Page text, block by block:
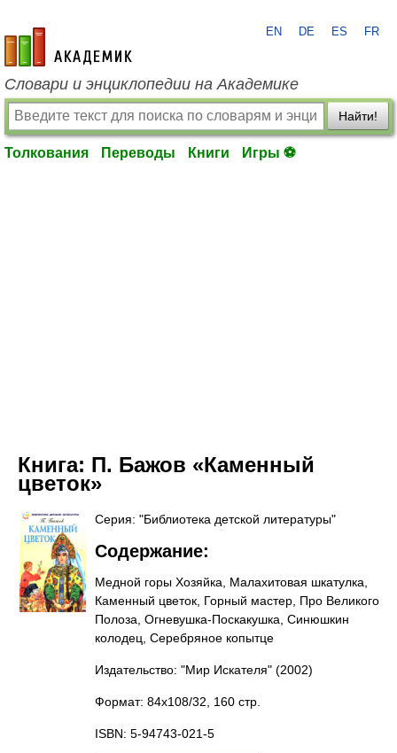
academic.ru
EN DE ES FR
Словари и энциклопедии на Академике
Найти!
Толкования Переводы Книги Игры ⚽
Книга: П. Бажов «Каменный
цветок»
Серия: "Библиотека детской литературы"
Содержание:
Медной горы Хозяйка, Малахитовая шкатулка,
Каменный цветок, Горный мастер, Про Великого
Полоза, Огневушка-Поскакушка, Синюшкин
колодец, Серебряное копытце
Издательство: "Мир Искателя" (2002)
Формат: 84x108/32, 160 стр.
ISBN: 5-94743-021-5